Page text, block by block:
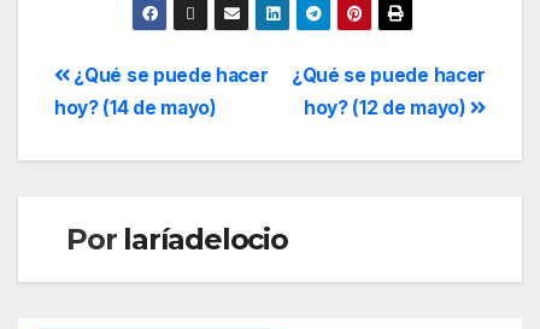
¿Qué se puede hacer
hoy? (12 de mayo)
¿Qué se puede hacer
hoy? (14 de mayo)
Por laríadelocio